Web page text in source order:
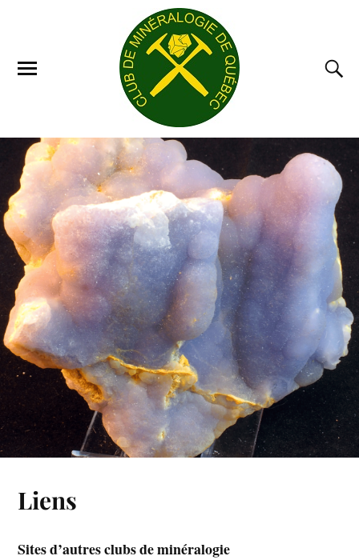
Liens
Sites d’autres clubs de minéralogie